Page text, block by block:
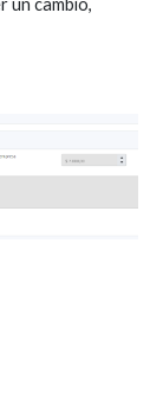
un cambio,